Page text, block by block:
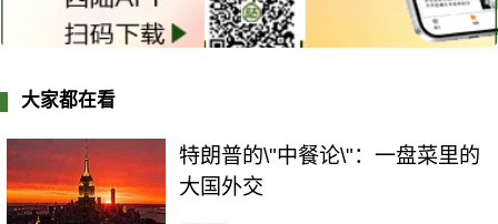
大家都在看
特朗普的\"中餐论\"：一盘菜里的
大国外交